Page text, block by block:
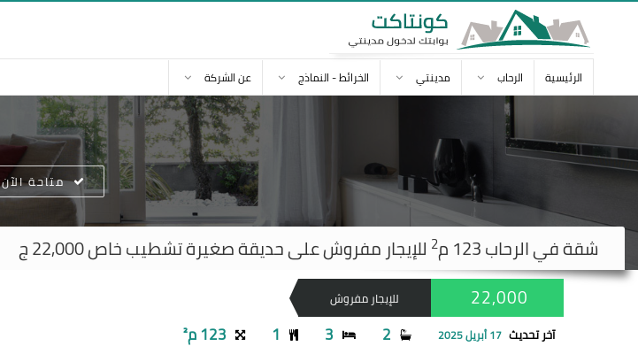
الرئيسية الرحاب مدينتي الخرائط - النماذج عن الشركة
شقة فيالرحاب 2 للإيجار مفروش على حديقة صغيرة تشطيب خاص 22,000 ج
متاحة الآن
للإيجار مفروش 22,000
آخر تحديث 17 أبريل 2025 2
3
1 123 م²